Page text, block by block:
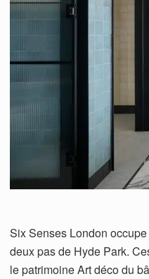
Six Senses London
deux pas de Hyde Park.
le patrimoine Art déco du